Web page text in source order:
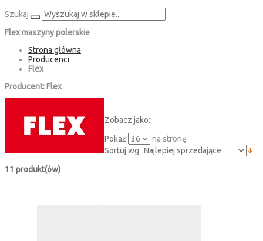
Szukaj
Flex maszyny polerskie
Strona główna
Producenci
Flex
Producent: Flex
Zobacz jako:
Pokaż
na stronę
Sortuj wg
11 produkt(ów)